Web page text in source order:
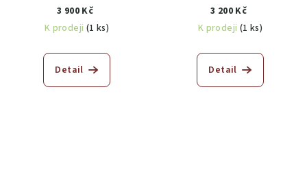
3 900 Kč
K prodeji (1 ks)
Detail
3 200 Kč
K prodeji (1 ks)
Detail